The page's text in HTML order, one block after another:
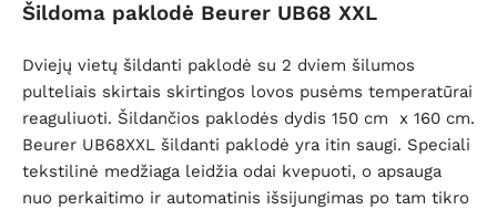
Šildoma paklodė Beurer UB68 XXL
Dviejų vietų šildanti paklodė su 2 dviem šilumos
pulteliais skirtais skirtingos lovos pusėms temperatūrai
reaguliuoti. Šildančios paklodės dydis 150 cm x 160 cm.
Beurer UB68XXL šildanti paklodė yra itin saugi. Speciali
tekstilinė medžiaga leidžia odai kvepuoti, o apsauga
nuo perkaitimo ir automatinis išsijungimas po tam tikro